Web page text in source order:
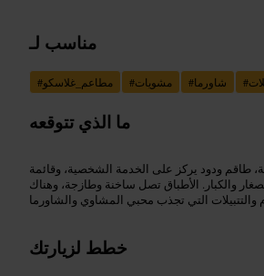
مناسب لـ
#مطاعم_غلاسكو #مشويات #شاورما #
ما الذي تتوقعه
طاقم ودود يركز على الخدمة الشخصية، وقائمة
والكبار. الأطباق تصل ساخنة وطازجة، وهناك
خطط لزيارتك